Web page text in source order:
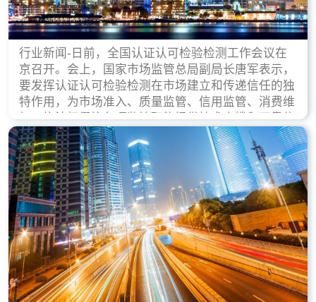
行业新闻-日前，全国认证认可检验检测工作会议在
京召开。会上，国家市场监管总局副局长唐军表示，
要发挥认证认可检验检测在市场建立和传递信任的独
特作用，为市场准入、质量监管、信用监管、消费维
权、执法打假等各项监管职能提供技术支撑和可靠依
据。